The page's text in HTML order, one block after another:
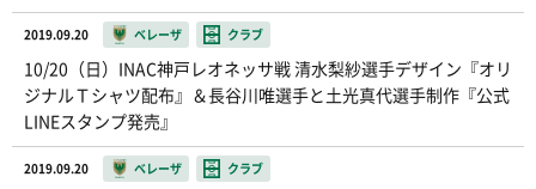
2019.09.20 ベレーザ クラブ
10/20（日）INAC神戸レオネッサ戦 清水梨紗選手デザイン『オリ
ジナルＴシャツ配布』＆長谷川唯選手と土光真代選手制作『公式
LINEスタンプ発売』
2019.09.20 ベレーザ クラブ